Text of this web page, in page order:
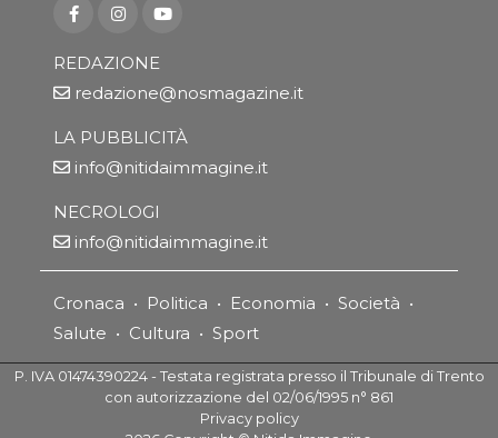
REDAZIONE
redazione@nosmagazine.it
LA PUBBLICITÀ
info@nitidaimmagine.it
NECROLOGI
info@nitidaimmagine.it
Cronaca • Politica • Economia • Società •
Salute • Cultura • Sport
P. IVA 01474390224 - Testata registrata presso il Tribunale di Trento
con autorizzazione del 02/06/1995 n° 861
Privacy policy